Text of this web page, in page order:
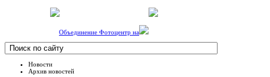
Объединение Фотоцентр на
Новости
Архив новостей